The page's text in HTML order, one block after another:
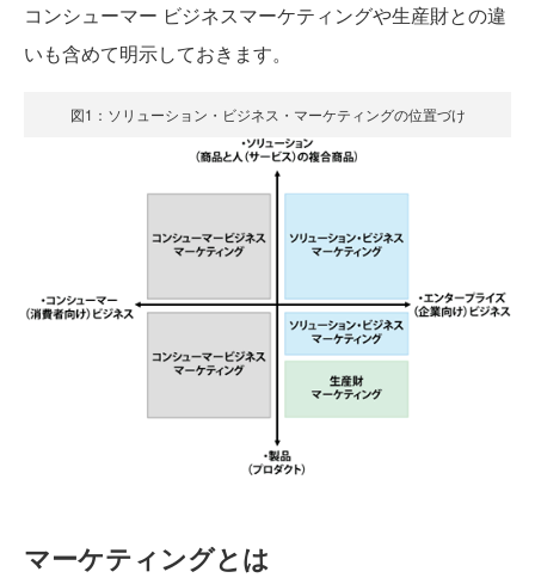
コンシューマー ビジネスマーケティングや生産財との違
いも含めて明示しておきます。
図1：ソリューション・ビジネス・マーケティングの位置づけ
マーケティングとは